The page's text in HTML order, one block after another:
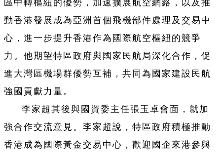
區中轉樞紐的優勢，加速擴展航空網絡，以及推
動香港發展成為亞洲首個飛機部件處理及交易中
心，進一步提升香港作為國際航空樞紐的競爭
力。他期望特區政府與國家民航局深化合作，促
進大灣區機場群優勢互補，共同為國家建設民航
強國貢獻力量。
李家超其後與國資委主任張玉卓會面，就加
強合作交流意見。李家超說，特區政府積極推動
香港成為國際黃金交易中心，歡迎國企來港參與